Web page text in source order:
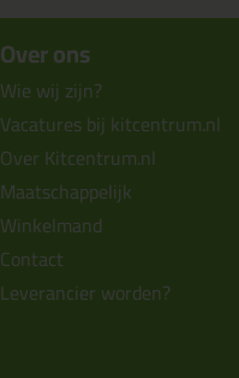
Over ons
Wie wij zijn?
Vacatures bij kitcentrum.nl
Over Kitcentrum.nl
Maatschappelijk
Winkelmand
Contact
Leverancier worden?